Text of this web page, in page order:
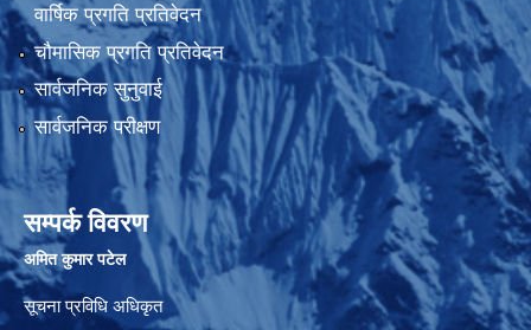
वार्षिक प्रगति प्रतिवेदन
चौमासिक प्रगति प्रतिवेदन
सार्वजनिक सुनुवाई
सार्वजनिक परीक्षण
सम्पर्क विवरण
अमित कुमार पटेल
सूचना प्रविधि अधिकृत